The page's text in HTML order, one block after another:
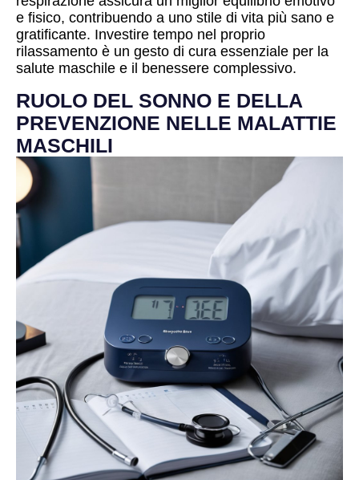
e fisico, contribuendo a uno stile di vita più sano e
gratificante. Investire tempo nel proprio
rilassamento è un gesto di cura essenziale per la
salute maschile e il benessere complessivo.
RUOLO DEL SONNO E DELLA
PREVENZIONE NELLE MALATTIE
MASCHILI